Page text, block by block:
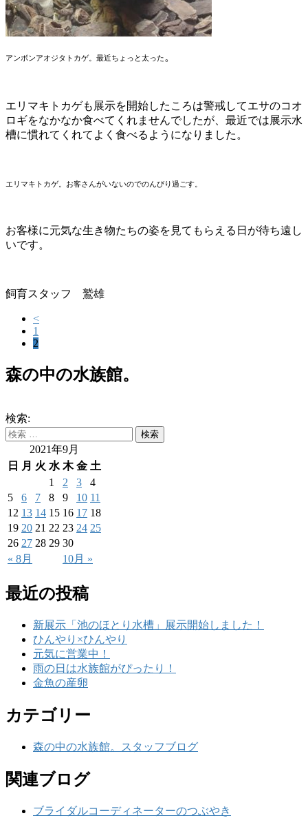
アンボンアオジタトカゲ。最近ちょっと太った 。
エリマキトカゲも展示を開始したころは警戒してエサのコオ
ロギをなかなか食べてくれませんでしたが、最近では展示水
槽に慣れてくれてよく食べるようになりました。
エリマキトカゲ。お客さんがいないのでのんびり過ごす。
お客様に元気な生き物たちの姿を見てもらえる日が待ち遠し
いです。
飼育スタッフ 鷲雄
<
1
2
森の中の水族館。
検索:
2021年9月
日
月 火 水 木 金 土
« 8月 10月 »
1 2 3
4
5
6 7 8 9 10 11
12 13 14 15 16 17 18
19 20 21 22 23 24 25
26 27 28 29 30
最近の投稿
新展示「池のほとり水槽」展示開始しました！
ひんやり×ひんやり
元気に営業中！
雨の日は水族館がぴったり！
金魚の産卵
カテゴリー
森の中の水族館。スタッフブログ
関連ブログ
ブライダルコーディネーターのつぶやき